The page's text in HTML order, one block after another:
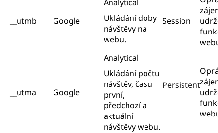
__utmb Google
Analytical
Ukládání doby
návštěvy na
webu.
Session
__utma Google
Analytical
Ukládání počtu
návštěv, času
první,
předchozí a
aktuální
návštěvy webu.
Persistent